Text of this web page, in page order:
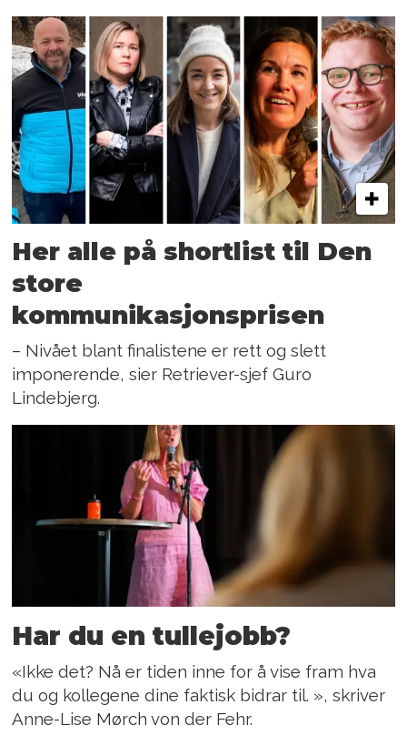
Her alle på shortlist til Den
store
kommunikasjonsprisen
– Nivået blant finalistene er rett og slett
imponerende, sier Retriever-sjef Guro
Lindebjerg.
Har du en tullejobb?
«Ikke det? Nå er tiden inne for å vise fram hva
du og kollegene dine faktisk bidrar til. », skriver
Anne-Lise Mørch von der Fehr.